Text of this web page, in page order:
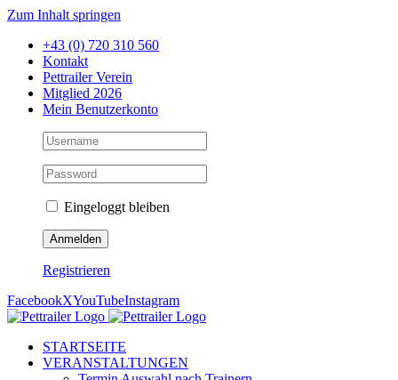
Zum Inhalt springen
+43 (0) 720 310 560
Kontakt
Pettrailer Verein
Mitglied 2026
Mein Benutzerkonto
Eingeloggt bleiben
Registrieren
FacebookXYouTubeInstagram
STARTSEITE
VERANSTALTUNGEN